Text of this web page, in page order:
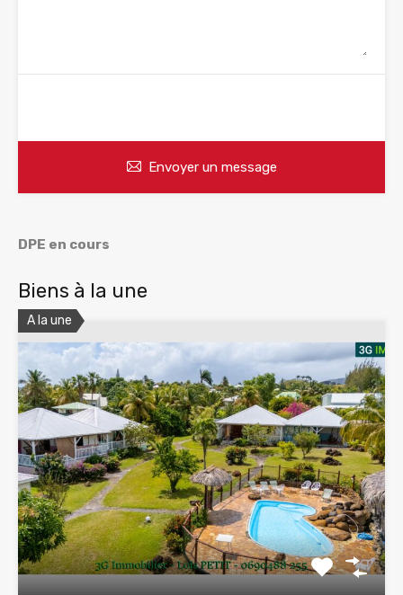
Envoyer un message
DPE en cours
Biens à la une
A la une